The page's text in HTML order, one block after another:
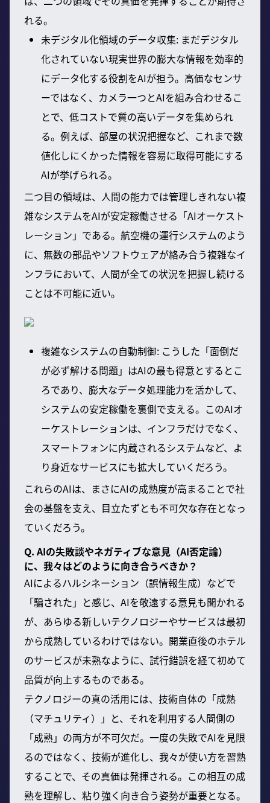
れる。
未デジタル化領域のデータ収集: まだデジタル
化されていない現実世界の膨大な情報を効率的
にデータ化する役割をAIが担う。高価なセンサ
ーではなく、カメラ一つとAIを組み合わせるこ
とで、低コストで質の高いデータを集められ
る。例えば、部屋の状況把握など、これまで数
値化しにくかった情報を容易に取得可能にする
AIが挙げられる。
二つ目の領域は、人間の能力では管理しきれない複
雑なシステムをAIが安定稼働させる「AIオーケスト
レーション」である。航空機の運行システムのよう
に、無数の部品やソフトウェアが絡み合う複雑なイ
ンフラにおいて、人間が全ての状況を把握し続ける
ことは不可能に近い。
複雑なシステムの自動制御: こうした「面倒だ
が必ず解ける問題」はAIの最も得意とするとこ
ろであり、膨大なデータ処理能力を活かして、
システムの安定稼働を裏側で支える。このAIオ
ーケストレーションは、インフラだけでなく、
スマートフォンに内蔵されるシステムなど、よ
り身近なサービスにも拡大していくだろう。
これらのAIは、まさにAIの成熟度が高まることで社
会の基盤を支え、目立たずとも不可欠な存在となっ
ていくだろう。
Q. AIの失敗談やネガティブな意見（AI否定論）
に、我々はどのように向き合うべきか？
AIによるハルシネーション（誤情報生成）などで
「騙された」と感じ、AIを敬遠する意見も聞かれる
が、あらゆる新しいテクノロジーやサービスは最初
から成熟しているわけではない。開業直後のホテル
のサービスが未熟なように、試行錯誤を経て初めて
品質が向上するものである。
テクノロジーの真の活用には、技術自体の「成熟
（マチュリティ）」と、それを利用する人間側の
「成熟」の両方が不可欠だ。一度の失敗でAIを見限
るのではなく、技術が進化し、我々が使い方を習熟
することで、その真価は発揮される。この相互の成
熟を理解し、粘り強く向き合う姿勢が重要となる。